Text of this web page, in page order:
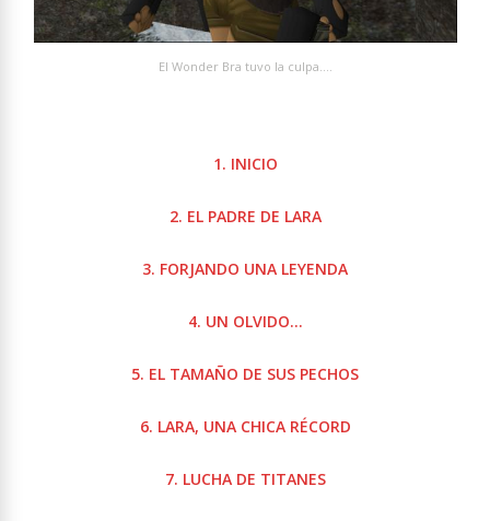
El Wonder Bra tuvo la culpa….
1. INICIO
2. EL PADRE DE LARA
3. FORJANDO UNA LEYENDA
4. UN OLVIDO…
5. EL TAMAÑO DE SUS PECHOS
6. LARA, UNA CHICA RÉCORD
7. LUCHA DE TITANES